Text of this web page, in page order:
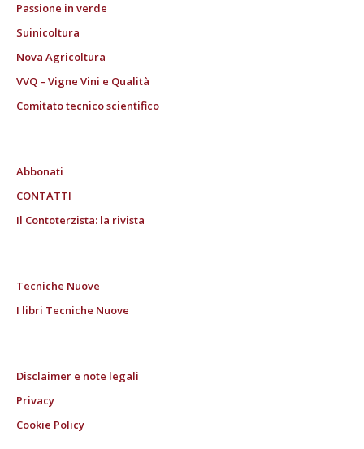
Passione in verde
Suinicoltura
Nova Agricoltura
VVQ – Vigne Vini e Qualità
Comitato tecnico scientifico
Abbonati
CONTATTI
Il Contoterzista: la rivista
Tecniche Nuove
I libri Tecniche Nuove
Disclaimer e note legali
Privacy
Cookie Policy